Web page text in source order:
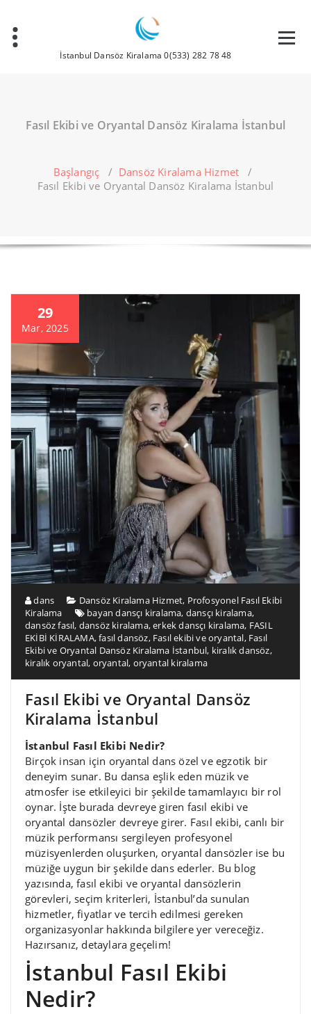
İstanbul Dansöz Kiralama 0(533) 282 78 48
Fasıl Ekibi ve Oryantal Dansöz Kiralama İstanbul
Başlangıç / Dansöz Kiralama Hizmet /
Fasıl Ekibi ve Oryantal Dansöz Kiralama İstanbul
29
Mar, 2025
dans Dansöz Kiralama Hizmet, Profosyonel Fasıl Ekibi
Kiralama
bayan dansçı kiralama, dansçı kiralama,
dansöz fasıl, dansöz kiralama,erkek dansçı kiralama, FASIL
EKİBİ KİRALAMA,fasıl dansöz, Fasıl ekibi ve oryantal, Fasıl
Ekibi ve Oryantal Dansöz Kiralama İstanbul, kiralık dansöz,
kiralık oryantal, oryantal, oryantal kiralama
Fasıl Ekibi ve Oryantal Dansöz
Kiralama İstanbul
İstanbul Fasıl Ekibi Nedir?
Birçok insan için oryantal dans özel ve egzotik bir
deneyim sunar. Bu dansa eşlik eden müzik ve
atmosfer ise etkileyici bir şekilde tamamlayıcı bir rol
oynar. İşte burada devreye giren fasıl ekibi ve
oryantal dansözler devreye girer. Fasıl ekibi, canlı bir
müzik performansı sergileyen profesyonel
müzisyenlerden oluşurken, oryantal dansözler ise bu
müziğe uygun bir şekilde dans ederler. Bu blog
yazısında, fasıl ekibi ve oryantal dansözlerin
görevleri, seçim kriterleri, İstanbul’da sunulan
hizmetler, fiyatlar ve tercih edilmesi gereken
organizasyonlar hakkında bilgilere yer vereceğiz.
Hazırsanız, detaylara geçelim!
İstanbul Fasıl Ekibi
Nedir?